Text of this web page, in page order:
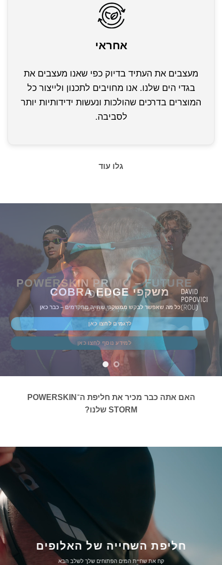
אחראי
מעצבים את העתיד בדיוק כפי שאנו מעצבים את
בגדי הים שלנו. אנו מחויבים לתכנון ולייצור כל
המוצרים בדרכים שהולכות ונעשות ידידותיות יותר
לסביבה.
גלו עוד
POWERSKIN PRIMO – FUTURE
DUSK
זמין עכשיו לרכישה
למידע נוסף לחצו כאן
משקפי COBRA EDGE
כל מה שאפשר לבקש ממשקפי שחייה מתקדמים – כבר כאן
לדגמים לחצו כאן
האם אתה כבר מכיר את חליפת ה־POWERSKIN
STORM שלנו?
חליפת השחייה של האלופים
קח את שחיית המים הפתוחים שלך לשלב הבא